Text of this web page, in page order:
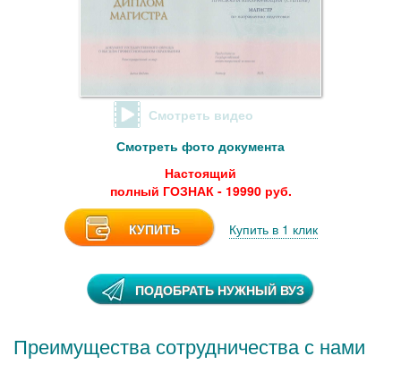
Смотреть видео
Смотреть фото документа
Настоящий
полный ГОЗНАК - 19990 руб.
КУПИТЬ Купить в 1 клик
ПОДОБРАТЬ НУЖНЫЙ ВУЗ
Преимущества сотрудничества с нами